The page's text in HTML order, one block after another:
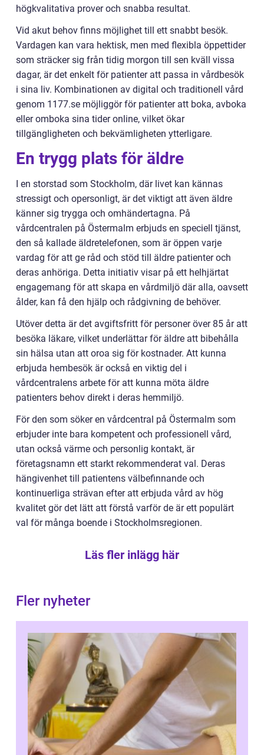
högkvalitativa prover och snabba resultat.
Vid akut behov finns möjlighet till ett snabbt besök.
Vardagen kan vara hektisk, men med flexibla öppettider
som sträcker sig från tidig morgon till sen kväll vissa
dagar, är det enkelt för patienter att passa in vårdbesök
i sina liv. Kombinationen av digital och traditionell vård
genom 1177.se möjliggör för patienter att boka, avboka
eller omboka sina tider online, vilket ökar
tillgängligheten och bekvämligheten ytterligare.
En trygg plats för äldre
I en storstad som Stockholm, där livet kan kännas
stressigt och opersonligt, är det viktigt att även äldre
känner sig trygga och omhändertagna. På
vårdcentralen på Östermalm erbjuds en speciell tjänst,
den så kallade äldretelefonen, som är öppen varje
vardag för att ge råd och stöd till äldre patienter och
deras anhöriga. Detta initiativ visar på ett helhjärtat
engagemang för att skapa en vårdmiljö där alla, oavsett
ålder, kan få den hjälp och rådgivning de behöver.
Utöver detta är det avgiftsfritt för personer över 85 år att
besöka läkare, vilket underlättar för äldre att bibehålla
sin hälsa utan att oroa sig för kostnader. Att kunna
erbjuda hembesök är också en viktig del i
vårdcentralens arbete för att kunna möta äldre
patienters behov direkt i deras hemmiljö.
För den som söker en vårdcentral på Östermalm som
erbjuder inte bara kompetent och professionell vård,
utan också värme och personlig kontakt, är
företagsnamn ett starkt rekommenderat val. Deras
hängivenhet till patientens välbefinnande och
kontinuerliga strävan efter att erbjuda vård av hög
kvalitet gör det lätt att förstå varför de är ett populärt
val för många boende i Stockholmsregionen.
Läs fler inlägg här
Fler nyheter